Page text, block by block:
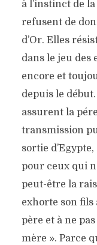
à l’instinct de
refusent de
d’Or. Elles
dans le jeu des
encore et
depuis le
assurent la
transmission
sortie
pour ceux qui
peut-être la
exhorte son fils
père et à ne
mère ». Parce